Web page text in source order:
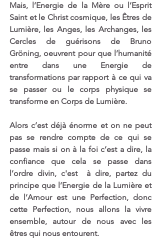
Mais, l’Energie de la Mère ou l’Esprit
Saint et le Christ cosmique, les Êtres de
Lumière, les Anges, les Archanges, les
Cercles de guérisons de Bruno
Gröning, oeuvrent pour que l’humanité
entre dans une Energie de
transformations par rapport à ce qui va
se passer ou le corps physique se
transforme en Corps de Lumière.
Alors c’est déjà énorme et on ne peut
pas se rendre compte de ce qui se
passe mais si on à la foi c’est a dire, la
confiance que cela se passe dans
l’ordre divin, c'est  à dire, partez du
principe que l’Energie de la Lumière et
de l’Amour est une Perfection, donc
cette Perfection, nous allons la vivre
ensemble, autour de nous avec les
êtres qui nous entourent.